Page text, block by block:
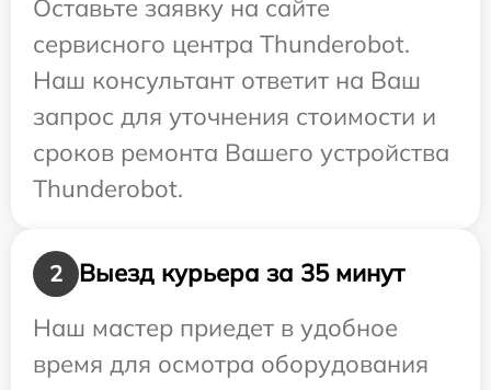
Оставьте заявку на сайте
сервисного центра Thunderobot.
Наш консультант ответит на Ваш
запрос для уточнения стоимости и
сроков ремонта Вашего устройства
Thunderobot.
2
Выезд курьера за 35 минут
Наш мастер приедет в удобное
время для осмотра оборудования